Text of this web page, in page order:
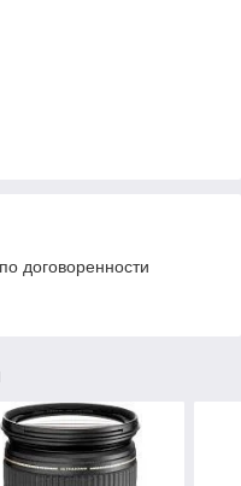
договоренности